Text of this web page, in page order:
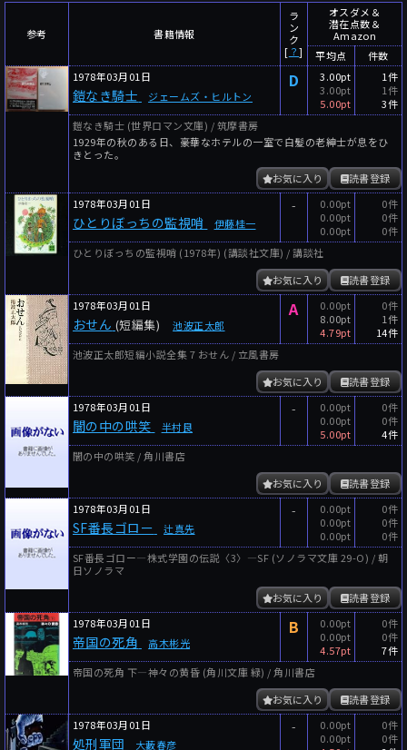
件
読者数
人
年代
年代と月の範囲
先月以降 今月以降
年
年
月
絞り込みリセット
参考 書籍情報
ラ
ン
ク
[ ？]
オスダメ＆
潜在点数＆
Amazon
平均点
件数
1978年03月01日
鎧なき騎士 ジェームズ・ヒルトン
D
3.00pt
3.00pt
5.00pt
1件
1件
3件
鎧なき騎士 (世界ロマン文庫) / 筑摩書房
1929年の秋のある日、豪華なホテルの一室で白髪の老紳士が息をひ
きとった。
読書登録
お気に入り
1978年03月01日
ひとりぼっちの監視哨 伊藤桂一
-
0.00pt
0.00pt
0.00pt
0件
0件
0件
ひとりぼっちの監視哨 (1978年) (講談社文庫) / 講談社
読書登録
お気に入り
1978年03月01日
おせん (短編集) 池波正太郎
A
0.00pt
8.00pt
4.79pt
0件
1件
14件
池波正太郎短編小説全集 7 おせん / 立風書房
読書登録
お気に入り
1978年03月01日
闇の中の哄笑 半村良
-
0.00pt
0.00pt
5.00pt
0件
0件
4件
闇の中の哄笑 / 角川書店
読書登録
お気に入り
1978年03月01日
SF番長ゴロー 辻真先
-
0.00pt
0.00pt
0.00pt
0件
0件
0件
SF番長ゴロー―株式学園の伝説〈3〉―SF (ソノラマ文庫 29-O) / 朝
日ソノラマ
読書登録
お気に入り
1978年03月01日
帝国の死角 高木彬光
B
0.00pt
0.00pt
4.57pt
0件
0件
7件
帝国の死角 下―神々の黄昏 (角川文庫 緑) / 角川書店
読書登録
お気に入り
1978年03月01日
処刑軍団 大藪春彦
-
0.00pt
0.00pt
0件
0件